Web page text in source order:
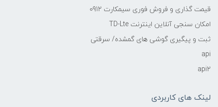
قیمت گذاری و فروش فوری سیمکارت 0912
امکان سنجی آنلاین اینترنت TD-Lte
ثبت و پیگیری گوشی های گمشده/ سرقتی
api
api2
لینک های کاربردی